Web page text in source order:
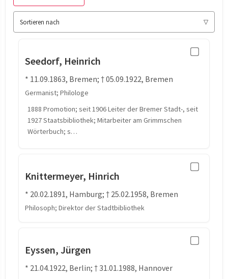
Sortieren nach
Seedorf, Heinrich
* 11.09.1863, Bremen; † 05.09.1922, Bremen
Germanist; Philologe
1888 Promotion; seit 1906 Leiter der Bremer Stadt-, seit
1927 Staatsbibliothek; Mitarbeiter am Grimmschen
Wörterbuch; s…
Knittermeyer, Hinrich
* 20.02.1891, Hamburg; † 25.02.1958, Bremen
Philosoph; Direktor der Stadtbibliothek
Eyssen, Jürgen
* 21.04.1922, Berlin; † 31.01.1988, Hannover